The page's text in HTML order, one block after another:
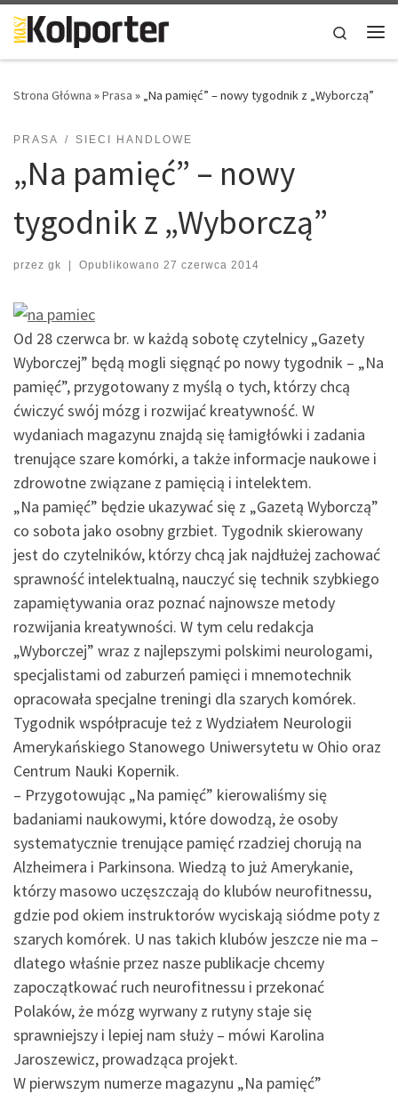
Skip to content
Search
Strona Główna »Prasa » „Na pamięć” – nowy tygodnik z „Wyborczą”
PRASA SIECI HANDLOWE
„Na pamięć” – nowy
tygodnik z „Wyborczą”
przez gk | Opublikowano 27 czerwca 2014
Od 28 czerwca br. w każdą sobotę czytelnicy „Gazety
Wyborczej” będą mogli sięgnąć po nowy tygodnik – „Na
pamięć”, przygotowany z myślą o tych, którzy chcą
ćwiczyć swój mózg i rozwijać kreatywność. W
wydaniach magazynu znajdą się łamigłówki i zadania
trenujące szare komórki, a także informacje naukowe i
zdrowotne związane z pamięcią i intelektem.
„Na pamięć” będzie ukazywać się z „Gazetą Wyborczą”
co sobota jako osobny grzbiet. Tygodnik skierowany
jest do czytelników, którzy chcą jak najdłużej zachować
sprawność intelektualną, nauczyć się technik szybkiego
zapamiętywania oraz poznać najnowsze metody
rozwijania kreatywności. W tym celu redakcja
„Wyborczej” wraz z najlepszymi polskimi neurologami,
specjalistami od zaburzeń pamięci i mnemotechnik
opracowała specjalne treningi dla szarych komórek.
Tygodnik współpracuje też z Wydziałem Neurologii
Amerykańskiego Stanowego Uniwersytetu w Ohio oraz
Centrum Nauki Kopernik.
– Przygotowując „Na pamięć” kierowaliśmy się
badaniami naukowymi, które dowodzą, że osoby
systematycznie trenujące pamięć rzadziej chorują na
Alzheimera i Parkinsona. Wiedzą to już Amerykanie,
którzy masowo uczęszczają do klubów neurofitnessu,
gdzie pod okiem instruktorów wyciskają siódme poty z
szarych komórek. U nas takich klubów jeszcze nie ma –
dlatego właśnie przez nasze publikacje chcemy
zapoczątkować ruch neurofitnessu i przekonać
Polaków, że mózg wyrwany z rutyny staje się
sprawniejszy i lepiej nam służy – mówi Karolina
Jaroszewicz, prowadząca projekt.
W pierwszym numerze magazynu „Na pamięć”